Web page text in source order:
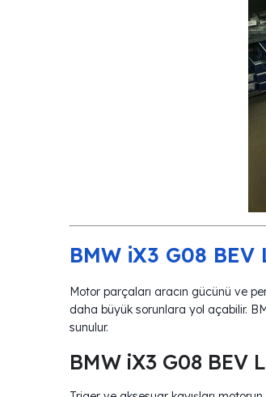
BMW iX3 G08
Motor parçaları aracın gücünü ve
daha büyük sorunlara yol açabilir.
sunulur.
BMW iX3 G08 BEV